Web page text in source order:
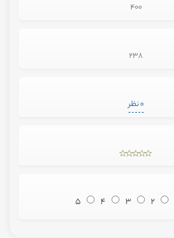
400
238
0 نظر
2
3
4
5